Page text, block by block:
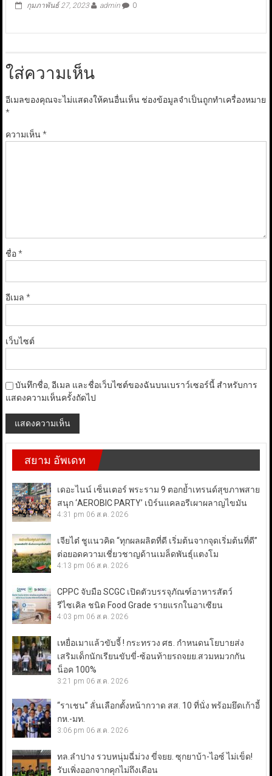
กุมภาพันธ์ 27, 2023 admin 0
ใส่ความเห็น
อีเมลของคุณจะไม่แสดงให้คนอื่นเห็น ช่องข้อมูลจำเป็นถูกทำเครื่องหมาย
*
ความเห็น*
ชื่อ*
อีเมล *
เว็บไซต์
บันทึกชื่อ, อีเมล และชื่อเว็บไซต์ของฉันบนเบราว์เซอร์นี้ สำหรับการ
แสดงความเห็นครั้งถัดไป
สยาม อัพเดท
เดอะไนน์ เซ็นเตอร์ พระราม 9 ตอกย้ำเทรนด์สุขภาพสาย
สนุก ‘AEROBIC PARTY’ เบิร์นแคลอรีเผาผลาญไขมัน
4:31 pm 06 ส.ค. 2026
เจียไต๋ ชูแนวคิด “ทุกผลผลิตที่ดี เริ่มต้นจากจุดเริ่มต้นที่ดี”
ต่อยอดความเชี่ยวชาญด้านเมล็ดพันธุ์แตงโม
4:13 pm 06 ส.ค. 2026
CPPC จับมือ SCGC เปิดตัวบรรจุภัณฑ์อาหารสัตว์
รีไซเคิล ชนิด Food Grade รายแรกในอาเซียน
4:03 pm 06 ส.ค. 2026
เหยื่อเมาแล้วขับจี้ ! กระทรวง ศธ. กำหนดนโยบายส่ง
เสริมเด็กนักเรียนขับขี่-ซ้อนท้ายรถจยย.สวมหมวกกัน
น็อค 100%
3:21 pm 06 ส.ค. 2026
“ราเชน” ลั่นเลือกตั้งหน้ากวาด สส. 10 ที่นั่ง พร้อมยึดเก้าอี้
กห.-มท.
3:06 pm 06 ส.ค. 2026
ทล.ลำปาง รวบหนุ่มฉี่ม่วง ขี่จยย. ซุกยาบ้า-ไอซ์ ไม่เข็ด!
รับเพิ่งออกจากคุกไม่ถึงเดือน